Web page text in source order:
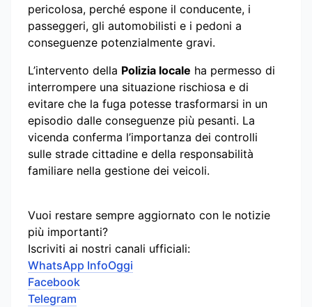
pericolosa, perché espone il conducente, i
passeggeri, gli automobilisti e i pedoni a
conseguenze potenzialmente gravi.
L’intervento della Polizia locale ha permesso di
interrompere una situazione rischiosa e di
evitare che la fuga potesse trasformarsi in un
episodio dalle conseguenze più pesanti. La
vicenda conferma l’importanza dei controlli
sulle strade cittadine e della responsabilità
familiare nella gestione dei veicoli.
Vuoi restare sempre aggiornato con le notizie
più importanti?
Iscriviti ai nostri canali ufficiali:
WhatsApp InfoOggi
Facebook
Telegram